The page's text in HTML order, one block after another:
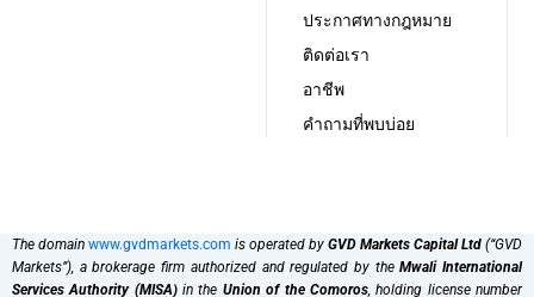
ประกาศทางกฎหมาย
ติดต่อเรา
อาชีพ
คำถามที่พบบ่อย
The domain www.gvdmarkets.com is operated by GVD Markets Capital Ltd (“GVD
Markets”), a brokerage firm authorized and regulated by theMwali International
Services Authority (MISA)in the Union of the Comoros, holding license number